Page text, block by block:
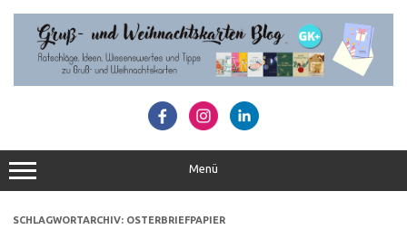
Inhalt
springen
Menü
SCHLAGWORTARCHIV: OSTERBRIEFPAPIER